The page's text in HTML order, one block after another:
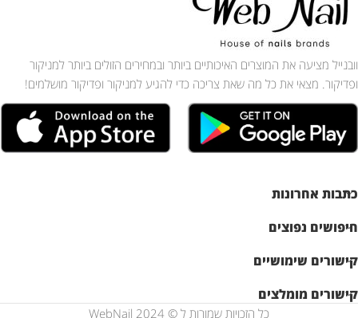
וובנייל מציעה את המוצרים האיכותיים ביותר ובמחירים הזולים ביותר למניקור
ופדיקור. מצאי את כל מה שאת צריכה כדי להגיע למניקור ופדיקור מושלמים!
כתבות אחרונות
חיפושים נפוצים
קישורים שימושיים
קישורים מומלצים
כל הזכויות שמורות ל © WebNail 2024